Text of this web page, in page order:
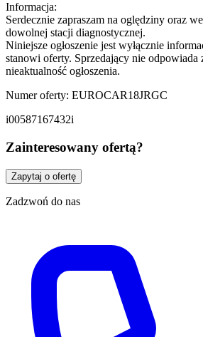
Informacja:
Serdecznie zapraszam na oględziny oraz
dowolnej stacji diagnostycznej.
Niniejsze ogłoszenie jest wyłącznie
stanowi oferty. Sprzedający nie odpowiada
nieaktualność ogłoszenia.
Numer oferty: EUROCAR18JRGC
i00587167432i
Zainteresowany ofertą?
Zapytaj o ofertę
Zadzwoń do nas